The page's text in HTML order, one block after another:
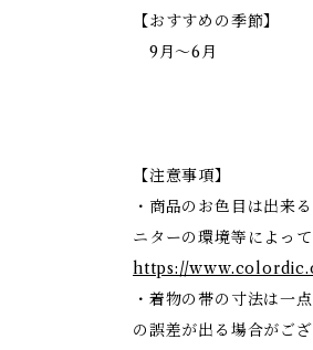
【おすすめの季節】
9月〜6月
【注意事項】
・商品のお色目は出来
ニターの環境等によっ
https://
・着物の帯の寸法は一
の誤差が出る場合がご